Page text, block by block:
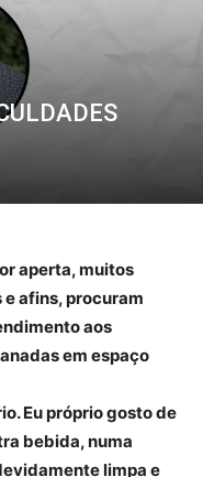
aperta, muitos
afins, procuram
aos
em espaço
Eu próprio gosto de
bebida, numa
limpa e